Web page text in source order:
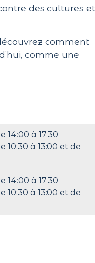
des cultures et
comment
comme une
14:00 à 17:30
10:30 à 13:00 et de
14:00 à 17:30
10:30 à 13:00 et de